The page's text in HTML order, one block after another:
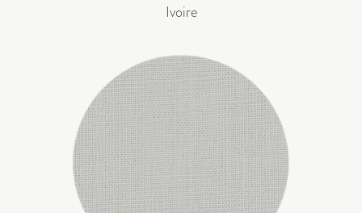
Ivoire